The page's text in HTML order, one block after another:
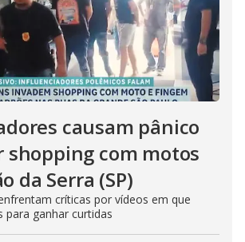
causam pânico
shopping com motos
da Serra (SP)
críticas por vídeos em que
para ganhar curtidas